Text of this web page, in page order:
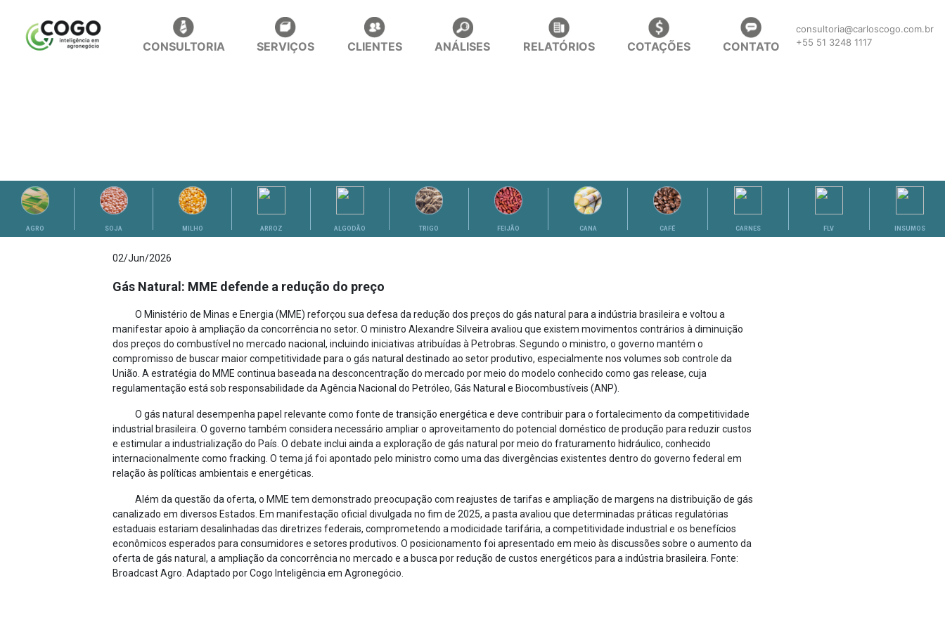
CONSULTORIA SERVIÇOS CLIENTES ANÁLISES RELATÓRIOS COTAÇÕES CONTATO
consultoria@carloscogo.com.br
+55 51 3248 1117
AGRO SOJA MILHO ARROZ ALGODÃO TRIGO FEIJÃO CANA CAFÉ CARNES FLV INSUMOS
02/Jun/2026
Gás Natural: MME defende a redução do preço
O Ministério de Minas e Energia (MME) reforçou sua defesa da redução dos preços do gás natural para a indústria brasileira e voltou a
manifestar apoio à ampliação da concorrência no setor. O ministro Alexandre Silveira avaliou que existem movimentos contrários à diminuição
dos preços do combustível no mercado nacional, incluindo iniciativas atribuídas à Petrobras. Segundo o ministro, o governo mantém o
compromisso de buscar maior competitividade para o gás natural destinado ao setor produtivo, especialmente nos volumes sob controle da
União. A estratégia do MME continua baseada na desconcentração do mercado por meio do modelo conhecido como gas release, cuja
regulamentação está sob responsabilidade da Agência Nacional do Petróleo, Gás Natural e Biocombustíveis (ANP).
O gás natural desempenha papel relevante como fonte de transição energética e deve contribuir para o fortalecimento da competitividade
industrial brasileira. O governo também considera necessário ampliar o aproveitamento do potencial doméstico de produção para reduzir custos
e estimular a industrialização do País. O debate inclui ainda a exploração de gás natural por meio do fraturamento hidráulico, conhecido
internacionalmente como fracking. O tema já foi apontado pelo ministro como uma das divergências existentes dentro do governo federal em
relação às políticas ambientais e energéticas.
Além da questão da oferta, o MME tem demonstrado preocupação com reajustes de tarifas e ampliação de margens na distribuição de gás
canalizado em diversos Estados. Em manifestação oficial divulgada no fim de 2025, a pasta avaliou que determinadas práticas regulatórias
estaduais estariam desalinhadas das diretrizes federais, comprometendo a modicidade tarifária, a competitividade industrial e os benefícios
econômicos esperados para consumidores e setores produtivos. O posicionamento foi apresentado em meio às discussões sobre o aumento da
oferta de gás natural, a ampliação da concorrência no mercado e a busca por redução de custos energéticos para a indústria brasileira. Fonte:
Broadcast Agro. Adaptado por Cogo Inteligência em Agronegócio.